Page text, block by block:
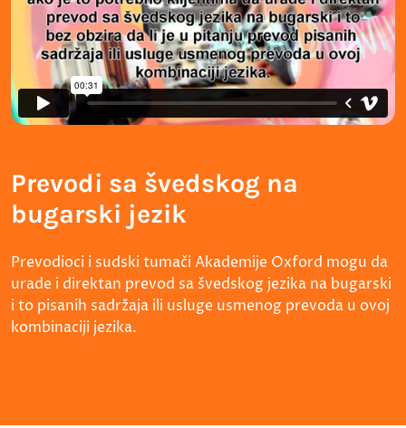
Prevodi sa švedskog na
bugarski jezik
Prevodioci i sudski tumači Akademije Oxford mogu da
urade i direktan prevod sa švedskog jezika na bugarski
i to pisanih sadržaja ili usluge usmenog prevoda u ovoj
kombinaciji jezika.